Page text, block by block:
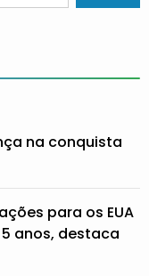
na conquista
para os EUA
anos, destaca